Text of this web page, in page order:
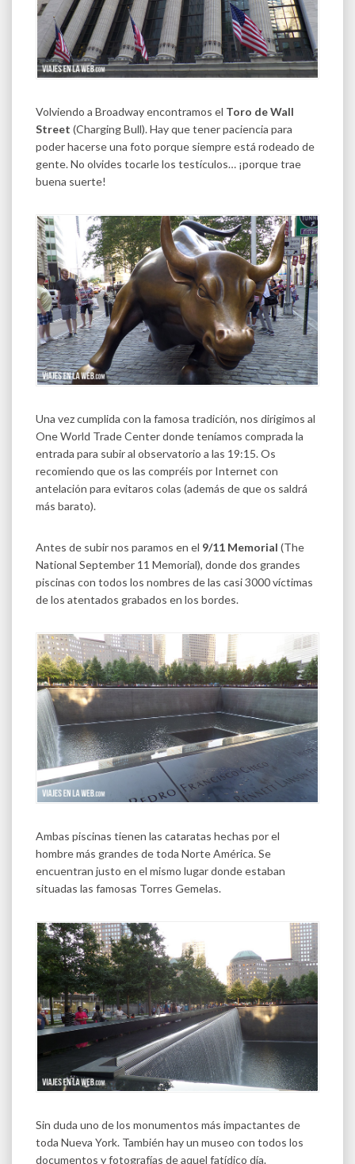
Volviendo a Broadway encontramos el Toro de Wall
Street (Charging Bull). Hay que tener paciencia para
poder hacerse una foto porque siempre está rodeado de
gente. No olvides tocarle los testículos… ¡porque trae
buena suerte!
Una vez cumplida con la famosa tradición, nos dirigimos al
One World Trade Center donde teníamos comprada la
entrada para subir al observatorio a las 19:15. Os
recomiendo que os las compréis por Internet con
antelación para evitaros colas (además de que os saldrá
más barato).
Antes de subir nos paramos en el 9/11 Memorial (The
National September 11 Memorial), donde dos grandes
piscinas con todos los nombres de las casi 3000 víctimas
de los atentados grabados en los bordes.
Ambas piscinas tienen las cataratas hechas por el
hombre más grandes de toda Norte América. Se
encuentran justo en el mismo lugar donde estaban
situadas las famosas Torres Gemelas.
Sin duda uno de los monumentos más impactantes de
toda Nueva York. También hay un museo con todos los
documentos y fotografías de aquel fatídico día.